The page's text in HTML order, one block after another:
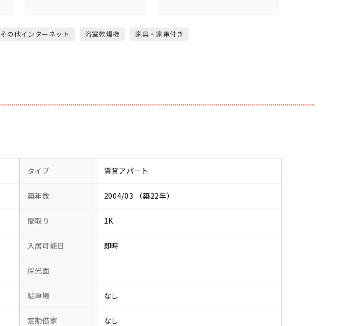
その他インターネット 浴室乾燥機 家具・家電付き
タイプ 賃貸アパート
築年数 2004/03 （築22年）
間取り 1K
入居可能日 即時
採光面
駐車場 なし
定期借家 なし